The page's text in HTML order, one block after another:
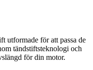
utformade för att passa de
tändstiftsteknologi och
för din motor.